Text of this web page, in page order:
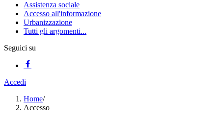
Assistenza sociale
Accesso all'informazione
Urbanizzazione
Tutti gli argomenti...
Seguici su
Accedi
Home/
Accesso